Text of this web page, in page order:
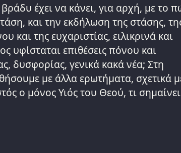
έχει να κάνει, για αρχή, με το
και την εκδήλωση της στάσης,
και της ευχαριστίας, ειλικρινά και
υφίσταται επιθέσεις πόνου και
δυσφορίας, γενικά κακά νέα; Στη
με άλλα ερωτήματα, σχετικά
ο μόνος Υιός του Θεού, τι